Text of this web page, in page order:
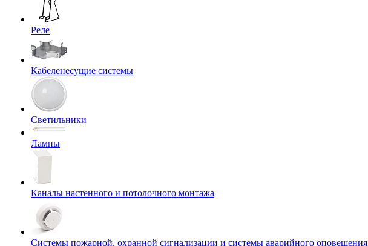
Реле
Кабеленесущие системы
Светильники
Лампы
Каналы настенного и потолочного монтажа
Системы пожарной, охранной сигнализации и системы аварийного оповещения